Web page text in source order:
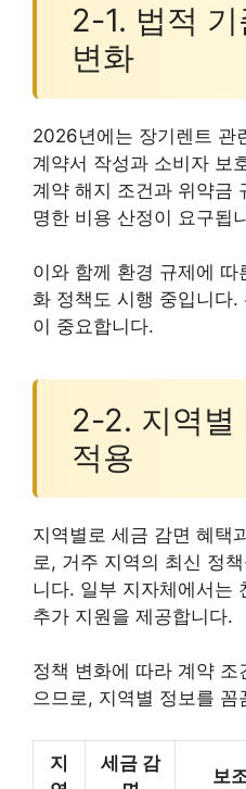
2-1. 법적
변화
2026년에는 장기렌트 관
계약서 작성과 소비자 보
계약 해지 조건과 위약금
명한 비용 산정이 요구됩
이와 함께 환경 규제에 따
화 정책도 시행 중입니다
이 중요합니다.
2-2. 지역별
적용
지역별로 세금 감면 혜택
로, 거주 지역의 최신 정
니다. 일부 지자체에서는
추가 지원을 제공합니다.
정책 변화에 따라 계약
으므로, 지역별 정보를
지
세금 감
보